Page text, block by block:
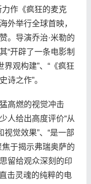
作《疯狂的麦克
外举行全球首映，
。导演乔治·米勒的
“开辟了一条电影制
界观构建”、“《疯狂
诗之作”。
高燃的视觉冲击
人给出高度评价“从
视觉效果”、“是一部
于揭示弗瑞奥萨的
留给观众深刻的印
击灵魂的纯粹的电